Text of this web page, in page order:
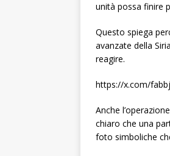
unità possa finire
Questo spiega
avanzate della
reagire.
https://x.com/
Anche
chiaro che una
foto simboliche